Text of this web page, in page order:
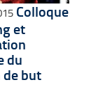
Colloque
et
du
but